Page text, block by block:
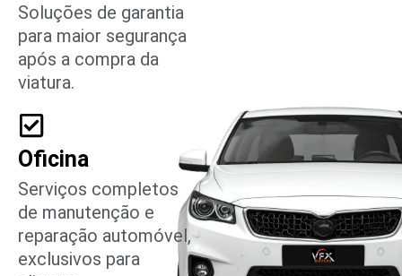
Soluções de garantia
para maior segurança
após a compra da
viatura.
Oficina
Serviços completos
de manutenção e
reparação automóvel,
exclusivos para